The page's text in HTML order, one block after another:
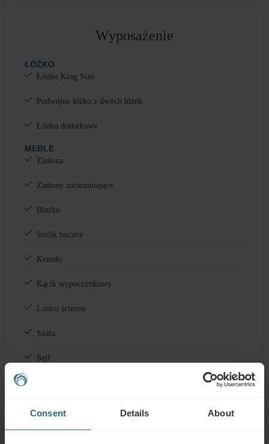
Consent Details About
Wyposażenie
ŁÓŻKO
Łóżko King Size
Podwójne łóżko z dwóch łóżek
Łóżko dodatkowe
MEBLE
Zasłona
Zasłony zaciemniające
Biurko
Stolik boczny
Krzesło
Kącik wypoczynkowy
Lustro ścienne
Szafa
Sejf